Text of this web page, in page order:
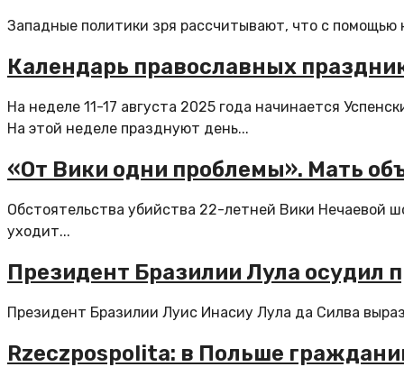
Западные политики зря рассчитывают, что с
Календарь православных
На неделе 11-17 августа 2025 года начинается
На этой неделе празднуют день...
«От Вики одни проблемы». Мать
Обстоятельства убийства 22-летней Вики Нечаевой
уходит...
Президент Бразилии Лула
Президент Бразилии Луис Инасиу Лула да Силва
Rzeczpospolita: в Польше